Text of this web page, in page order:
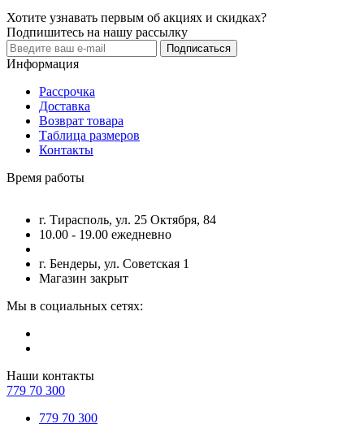
Хотите узнавать первым об акциях и скидках?
Подпишитесь на нашу рассылку
Подписаться
Информация
Рассрочка
Доставка
Возврат товара
Таблица размеров
Контакты
Время работы
г. Тирасполь, ул. 25 Октября, 84
10.00 - 19.00 ежедневно
г. Бендеры, ул. Советская 1
Магазин закрыт
Мы в социальных сетях:
Наши контакты
779 70 300
779 70 300